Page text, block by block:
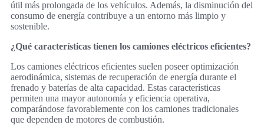
útil más prolongada de los vehículos. Además, la disminución del
consumo de energía contribuye a un entorno más limpio y
sostenible.
¿Qué características tienen los camiones eléctricos eficientes?
Los camiones eléctricos eficientes suelen poseer optimización
aerodinámica, sistemas de recuperación de energía durante el
frenado y baterías de alta capacidad. Estas características
permiten una mayor autonomía y eficiencia operativa,
comparándose favorablemente con los camiones tradicionales
que dependen de motores de combustión.